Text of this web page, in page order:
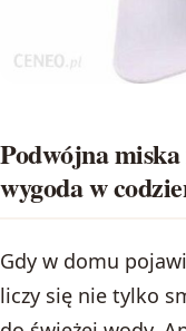
Podwójna
wygoda w
Gdy w domu
liczy się nie tylko